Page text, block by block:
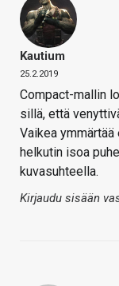
Kautium
25.2.2019
Compact-mallin
sillä, että
Vaikea
helkutin isoa
kuvasuhteella.
Kirjaudu sisään